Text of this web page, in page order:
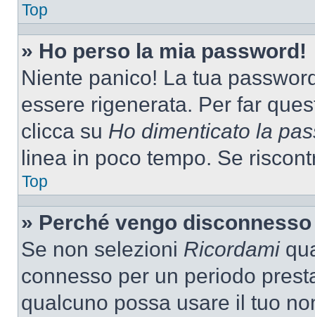
Top
» Ho perso la mia password!
Niente panico! La tua
essere rigenerata. Per far
clicca su Ho dimenticato la
linea in poco tempo. Se
Top
» Perché vengo
Se non selezioni Ricordami
connesso per un periodo
qualcuno possa usare il tuo